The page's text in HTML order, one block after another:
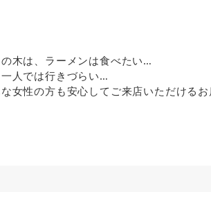
の木は、ラーメンは食べたい…
人では行きづらい…
女性の方も安心してご来店いただけるお